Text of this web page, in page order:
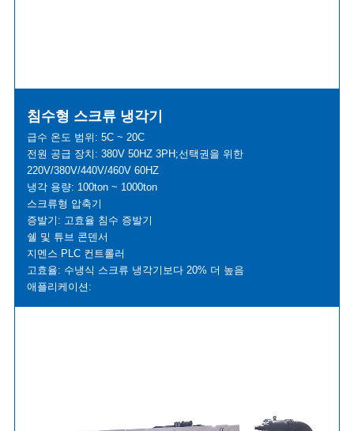
침수형 스크류 냉각기
급수 온도 범위: 5C ~ 20C
전원 공급 장치: 380V 50HZ 3PH;선택권을 위한
220V/380V/440V/460V 60HZ
냉각 용량: 100ton ~ 1000ton
스크류형 압축기
증발기: 고효율 침수 증발기
쉘 및 튜브 콘덴서
지멘스 PLC 컨트롤러
고효율: 수냉식 스크류 냉각기보다 20% 더 높음
애플리케이션: